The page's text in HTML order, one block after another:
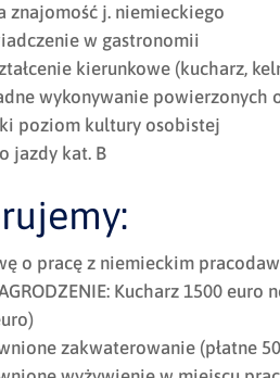
znajomość j. niemieckiego
w gastronomii
kierunkowe (kucharz,
wykonywanie powierzonych
poziom kultury osobistej
jazdy kat. B
o pracę z niemieckim
Kucharz 1500
zakwaterowanie (płatne